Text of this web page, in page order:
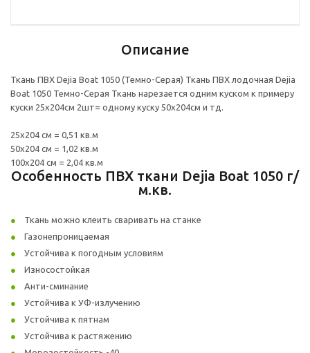
Описание
Ткань ПВХ Dejia Boat 1050 (Темно-Серая) Ткань ПВХ лодочная Dejia
Boat 1050 Темно-Серая Ткань нарезается одним куском к примеру
куски 25х204см 2шт= одному куску 50х204см и тд.
25х204 см = 0,51 кв.м
50х204 см = 1,02 кв.м
100х204 см = 2,04 кв.м
Особенность ПВХ ткани Dejia Boat 1050 г/
м.кв.
Ткань можно клеить сваривать на станке
Газонепроницаемая
Устойчива к погодным условиям
Износостойкая
Анти-сминание
Устойчива к УФ-излучению
Устойчива к пятнам
Устойчива к растяжению